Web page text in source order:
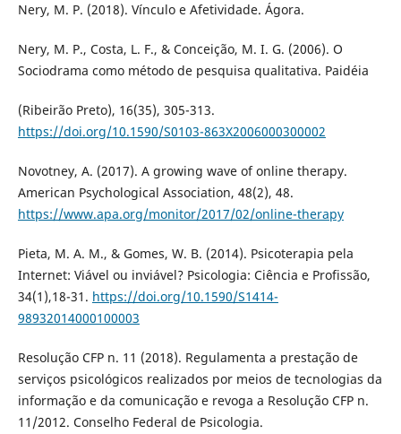
Nery, M. P. (2018). Vínculo e Afetividade. Ágora.
Nery, M. P., Costa, L. F., & Conceição, M. I. G. (2006). O
Sociodrama como método de pesquisa qualitativa. Paidéia
(Ribeirão Preto), 16(35), 305-313.
https://doi.org/10.1590/S0103-863X2006000300002
Novotney, A. (2017). A growing wave of online therapy.
American Psychological Association, 48(2), 48.
https://www.apa.org/monitor/2017/02/online-therapy
Pieta, M. A. M., & Gomes, W. B. (2014). Psicoterapia pela
Internet: Viável ou inviável? Psicologia: Ciência e Profissão,
34(1),18-31. https://doi.org/10.1590/S1414-
98932014000100003
Resolução CFP n. 11 (2018). Regulamenta a prestação de
serviços psicológicos realizados por meios de tecnologias da
informação e da comunicação e revoga a Resolução CFP n.
11/2012. Conselho Federal de Psicologia.